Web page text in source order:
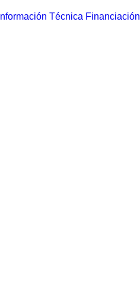
Información Técnica Financiación